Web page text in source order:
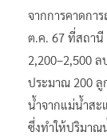
จากการคาดกา
ต.ค. 67 ที่สถานี
2,200–2,500
ประมาณ 200
น้ำจากแม่น้ำสะ
ซึ่งทำให้ปริมาณ